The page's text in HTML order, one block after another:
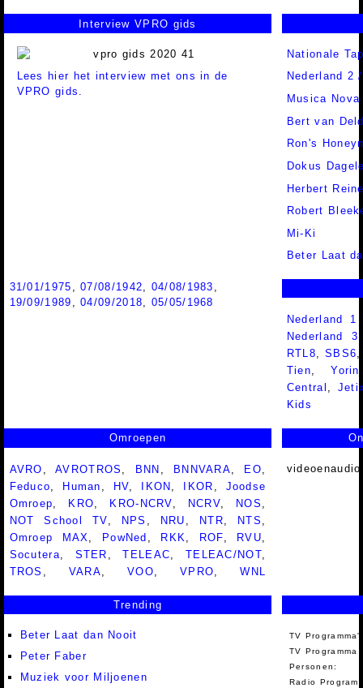
Interview VPRO gids
Lees hier het interview met ons in de
VPRO gids.
Nationale
Nederland 2
Musica Nova
Bert van
Ron's
Dokus
Herbert
Robert
Mi-Ki
Beter Laat
31/01/1975 ,07/08/1942 04/08/1983
19/09/1989 ,04/09/2018
05/05/1968
Nederland
Nederland
RTL8,SBS6
Tien,Yorin
Central ,
Kids
Omroepen
AVRO ,AVROTROS BNN BNNVARA EO
Feduco
Human HV IKON IKOR
Joodse
Omroep
KRO KRO-NCRV NCRV NOS
NOT School TV
NPS NRU NTR NTS
Omroep MAX
PowNed RKK ROF RVU
Socutera
STER ,TELEAC TELEAC/NOT
TROS
VARA ,VOO ,VPRO ,WNL
Trending
Beter Laat dan Nooit
Peter Faber
Muziek voor Miljoenen
TV
TV Programma
Personen:
Radio